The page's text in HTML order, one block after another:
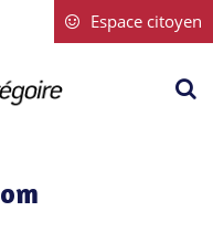
Espace citoyen